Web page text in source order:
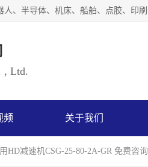
, Ltd.
频 关于我们
HD减速机CSG-25-80-2A-GR 免费咨询